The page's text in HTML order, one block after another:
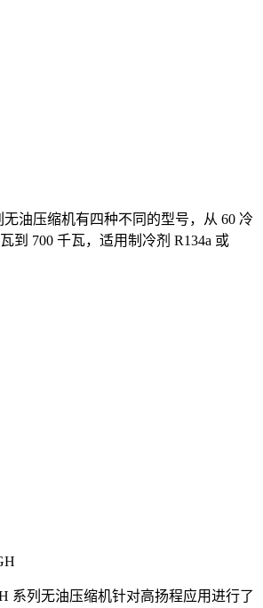
油压缩机有四种不同的型号，从 60 冷
到 700 千瓦，适用制冷剂 R134a 或
系列无油压缩机针对高扬程应用进行了